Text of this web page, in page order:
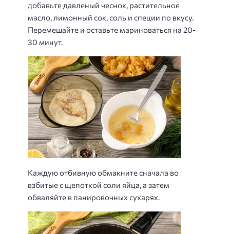
добавьте давленый чеснок, растительное
масло, лимонный сок, соль и специи по вкусу.
Перемешайте и оставьте мариноваться на 20-
30 минут.
Каждую отбивную обмакните сначала во
взбитые с щепоткой соли яйца, а затем
обваляйте в панировочных сухарях.